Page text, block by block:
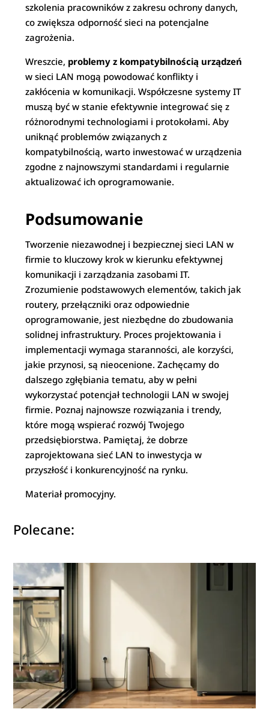
szkolenia pracowników z zakresu ochrony danych,
co zwiększa odporność sieci na potencjalne
zagrożenia.
Wreszcie, problemy z kompatybilnością urządzeń
w sieci LAN mogą powodować konflikty i
zakłócenia w komunikacji. Współczesne systemy IT
muszą być w stanie efektywnie integrować się z
różnorodnymi technologiami i protokołami. Aby
uniknąć problemów związanych z
kompatybilnością, warto inwestować w urządzenia
zgodne z najnowszymi standardami i regularnie
aktualizować ich oprogramowanie.
Podsumowanie
Tworzenie niezawodnej i bezpiecznej sieci LAN w
firmie to kluczowy krok w kierunku efektywnej
komunikacji i zarządzania zasobami IT.
Zrozumienie podstawowych elementów, takich jak
routery, przełączniki oraz odpowiednie
oprogramowanie, jest niezbędne do zbudowania
solidnej infrastruktury. Proces projektowania i
implementacji wymaga staranności, ale korzyści,
jakie przynosi, są nieocenione. Zachęcamy do
dalszego zgłębiania tematu, aby w pełni
wykorzystać potencjał technologii LAN w swojej
firmie. Poznaj najnowsze rozwiązania i trendy,
które mogą wspierać rozwój Twojego
przedsiębiorstwa. Pamiętaj, że dobrze
zaprojektowana sieć LAN to inwestycja w
przyszłość i konkurencyjność na rynku.
Materiał promocyjny.
Polecane: